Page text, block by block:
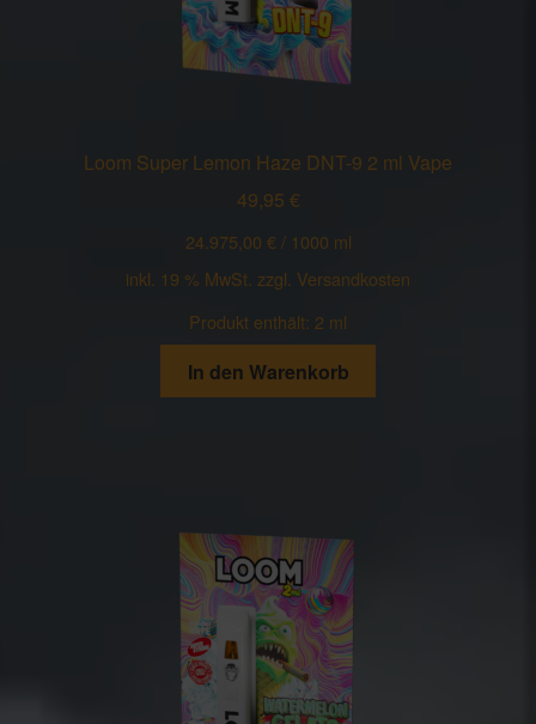
Loom Super Lemon Haze DNT-9 2 ml Vape
49,95 €
24.975,00 € / 1000 ml
inkl. 19 % MwSt. zzgl. Versandkosten
Produkt enthält: 2 ml
In den Warenkorb